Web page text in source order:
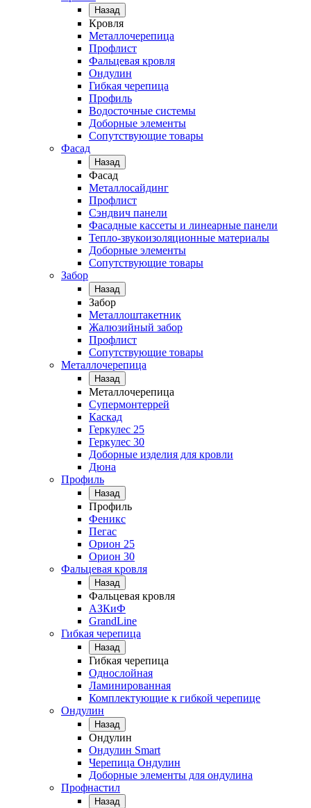
Назад
Кровля
Металлочерепица
Профлист
Фальцевая кровля
Ондулин
Гибкая черепица
Профиль
Водосточные системы
Доборные элементы
Сопутствующие товары
Фасад
Назад
Фасад
Металлосайдинг
Профлист
Сэндвич панели
Фасадные кассеты и линеарные панели
Тепло-звукоизоляционные материалы
Доборные элементы
Сопутствующие товары
Забор
Назад
Забор
Металлоштакетник
Жалюзийный забор
Профлист
Сопутствующие товары
Металлочерепица
Назад
Металлочерепица
Супермонтеррей
Каскад
Геркулес 25
Геркулес 30
Доборные изделия для кровли
Дюна
Профиль
Назад
Профиль
Феникс
Пегас
Орион 25
Орион 30
Фальцевая кровля
Назад
Фальцевая кровля
АЗКиФ
GrandLine
Гибкая черепица
Назад
Гибкая черепица
Однослойная
Ламинированная
Комплектующие к гибкой черепице
Ондулин
Назад
Ондулин
Ондулин Smart
Черепица Ондулин
Доборные элементы для ондулина
Профнастил
Назад